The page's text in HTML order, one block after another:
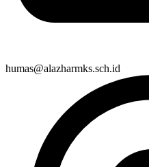
humas@alazharmks.sch.id